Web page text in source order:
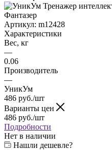
Артикул: m12428
Характеристики
Вес, кг
—
0.06
Производитель
—
УникУм
486 руб./шт
Варианты цен
486 руб./шт
Подробности
Нет в наличии
Нашли дешевле?